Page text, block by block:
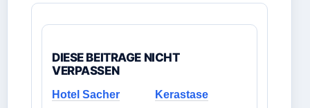
DIESE BEITRAGE NICHT
VERPASSEN
Hotel Sacher
Kerastase